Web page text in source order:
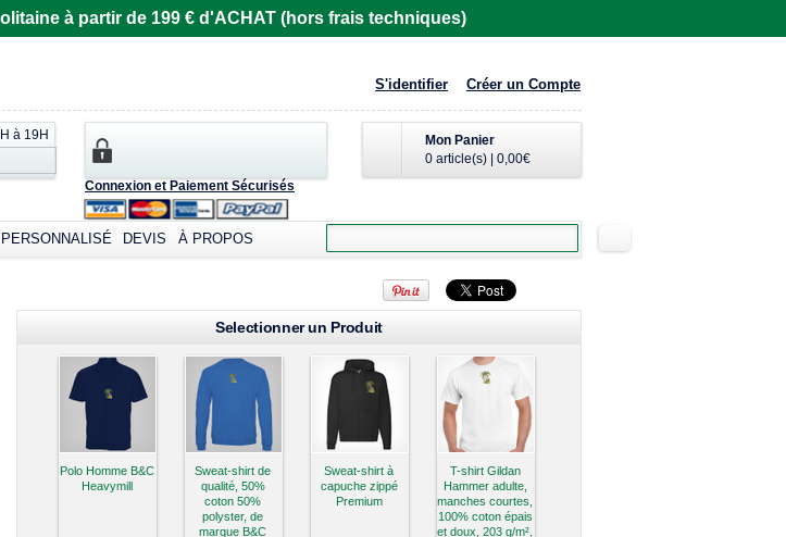
à partir de 199 € d'ACHAT (hors frais techniques)
S'identifier Créer un Compte
Mon Panier
0 article(s)
0,00€
Connexion et Paiement Sécurisés
à 19H
DEVIS À PROPOS
Selectionner un Produit
Polo Homme B&C
Heavymill
Sweat-shirt de
qualité, 50%
coton 50%
polyster, de
marque B&C
Sweat-shirt à
capuche zippé
Premium
T-shirt Gildan
Hammer adulte,
manches courtes,
100% coton épais
et doux, 203 g/m²,